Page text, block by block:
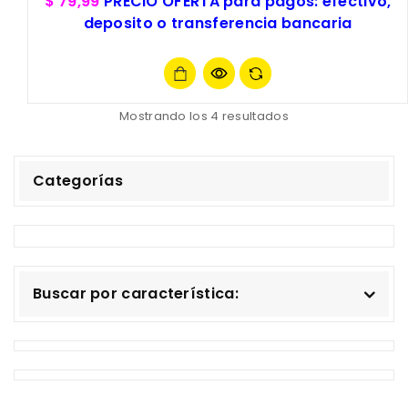
deposito o transferencia bancaria
Mostrando los 4 resultados
Categorías
Buscar por característica: